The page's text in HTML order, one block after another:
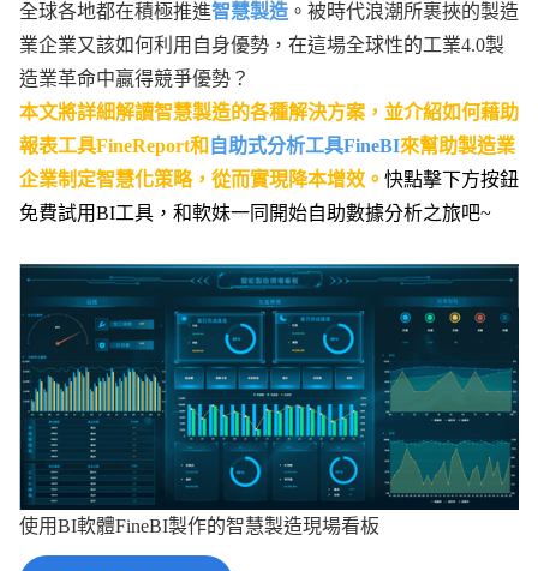
全球各地都在積極推進智慧製造 。被時代浪潮所裹挾的製造
業企業又該如何利用自身優勢，在這場全球性的工業4.0製
造業革命中贏得競爭優勢？
本文將詳細解讀智慧製造的各種解決方案，並介紹如何藉助
報表工具FineReport和 自助式分析工具FineBI來幫助製造業
企業制定智慧化策略，從而實現降本增效。 快點擊下方按鈕
免費試用BI工具，和軟妹一同開始自助數據分析之旅吧~
使用BI軟體FineBI製作的智慧製造現場看板